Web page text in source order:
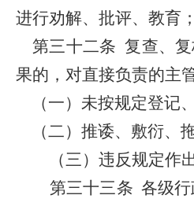
进行劝解、批评、教育
第三十二条 复查、
果的，对直接负责的主
（一）未按规定登记
（二）推诿、敷衍、
（三）违反规定
第三十三条 各级